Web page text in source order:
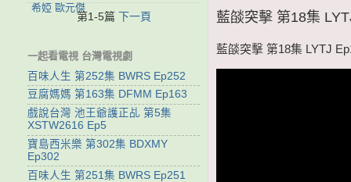
藍燄突擊 第18集
藍燄突擊 第18集 LYTJ
希婭 歐元傑
第1-5篇 下一頁
一起看電視 台灣電視劇
百味人生 第252集 BWRS Ep252
豆腐媽媽 第163集 DFMM Ep163
戲說台灣 池王爺護正乩 第5集
XSTW2616 Ep5
寶島西米樂 第302集 BDXMY
Ep302
百味人生 第251集 BWRS Ep251